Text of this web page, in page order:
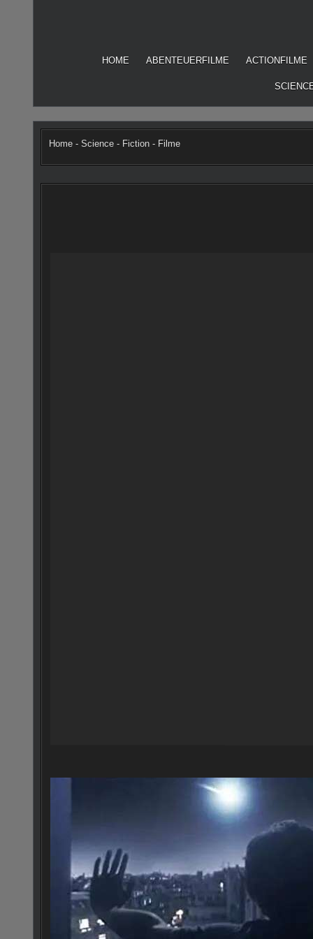
HOME ABENTEUERFILME ACTIONFILME
Home - Science - Fiction - Filme